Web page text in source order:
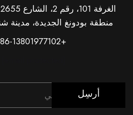
منطقة بودونغ الجديدة، مدينة
+86-13801977102
أرسِل